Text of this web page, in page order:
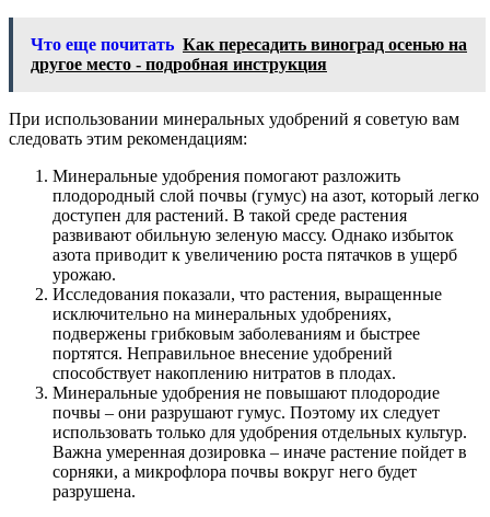
Что еще почитать Как пересадить виноград осенью на
другое место - подробная инструкция
При использовании минеральных удобрений я советую вам
следовать этим рекомендациям:
Минеральные удобрения помогают разложить
плодородный слой почвы (гумус) на азот, который легко
доступен для растений. В такой среде растения
развивают обильную зеленую массу. Однако избыток
азота приводит к увеличению роста пятачков в ущерб
урожаю.
Исследования показали, что растения, выращенные
исключительно на минеральных удобрениях,
подвержены грибковым заболеваниям и быстрее
портятся. Неправильное внесение удобрений
способствует накоплению нитратов в плодах.
Минеральные удобрения не повышают плодородие
почвы – они разрушают гумус. Поэтому их следует
использовать только для удобрения отдельных культур.
Важна умеренная дозировка – иначе растение пойдет в
сорняки, а микрофлора почвы вокруг него будет
разрушена.